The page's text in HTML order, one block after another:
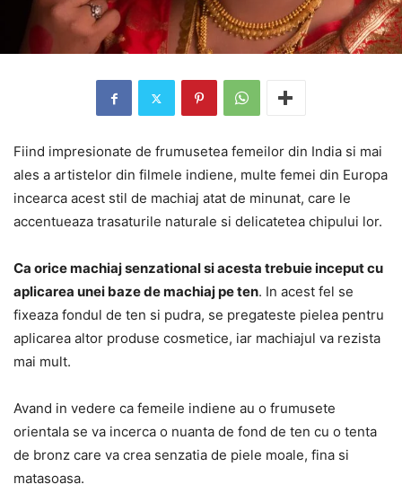
Fiind impresionate de frumusetea femeilor din India si mai
ales a artistelor din filmele indiene, multe femei din Europa
incearca acest stil de machiaj atat de minunat, care le
accentueaza trasaturile naturale si delicatetea chipului lor.
Ca orice machiaj senzational si acesta trebuie inceput cu
aplicarea unei baze de machiaj pe ten. In acest fel se
fixeaza fondul de ten si pudra, se pregateste pielea pentru
aplicarea altor produse cosmetice, iar machiajul va rezista
mai mult.
Avand in vedere ca femeile indiene au o frumusete
orientala se va incerca o nuanta de fond de ten cu o tenta
de bronz care va crea senzatia de piele moale, fina si
matasoasa.